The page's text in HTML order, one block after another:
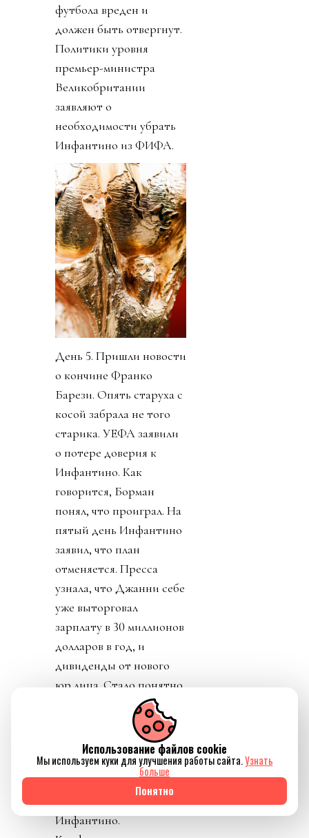
футбола вреден и
должен быть отвергнут.
Политики уровня
премьер-министра
Великобритании
заявляют о
необходимости убрать
Инфантино из ФИФА.
День 5. Пришли новости
о кончине Франко
Барези. Опять старуха с
косой забрала не того
старика. УЕФА заявили
о потере доверия к
Инфантино. Как
говорится, Борман
понял, что проиграл. На
пятый день Инфантино
заявил, что план
отменяется. Пресса
узнала, что Джанни себе
уже выторговал
зарплату в 30 миллионов
долларов в год, и
дивиденды от нового
юр лица. Стало понятно
увеличивать количество
матчей, команд,
турниров. И почему рвет
глотку, жилы и
Инфантино.
Использование файлов cookie
Мы используем куки для улучшения работы сайта.Узнать
больше
Понятно